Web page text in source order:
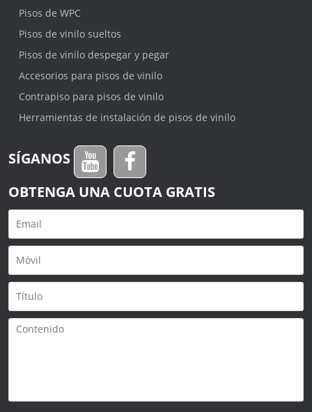
Pisos de WPC
Pisos de vinilo sueltos
Pisos de vinilo despegar y pegar
Accesorios para pisos de vinilo
Contrapiso para pisos de vinilo
Herramientas de instalación de pisos de vinilo
SÍGANOS
OBTENGA UNA CUOTA GRATIS